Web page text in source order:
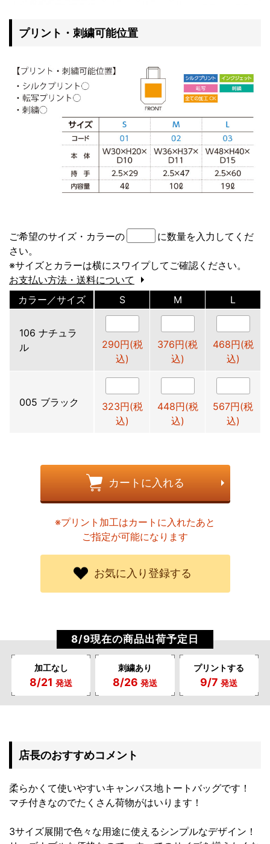
プリント・刺繍可能位置
ご希望のサイズ・カラーの
に数量を入力してくだ
さい。
※サイズとカラーは横にスワイプしてご確認ください。
お支払い方法・送料について
カラー／サイズ
S M L
106 ナチュラ
ル
290円(税
込)
376円(税
込)
468円(税
込)
005 ブラック
323円(税
込)
448円(税
込)
567円(税
込)
カートに入れる
※プリント加工はカートに入れたあと
ご指定が可能になります
お気に入り登録する
8/9現在の商品出荷予定日
加工なし
8/21 発送
刺繍あり
8/26 発送
プリントする
9/7 発送
店長のおすすめコメント
柔らかくて使いやすいキャンバス地トートバッグです！
マチ付きなのでたくさん荷物がはいります！
3サイズ展開で色々な用途に使えるシンプルなデザイン！